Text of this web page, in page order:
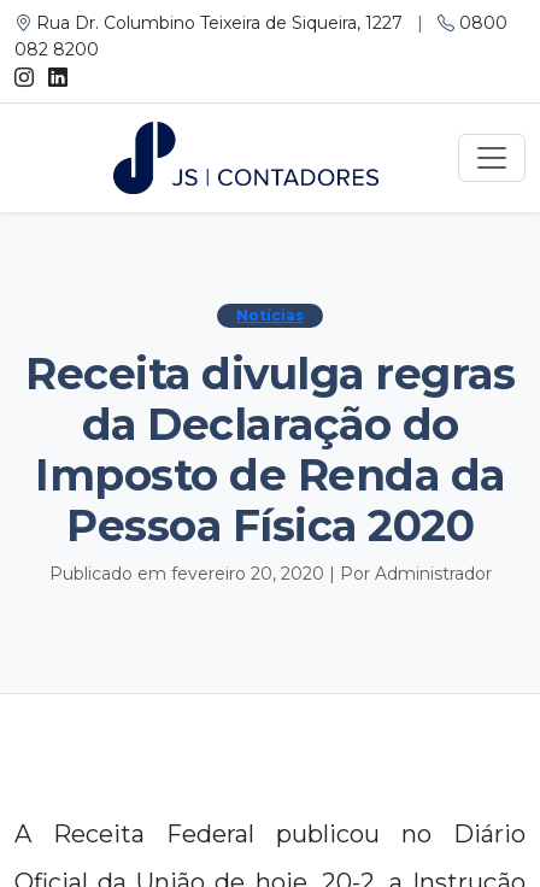
Rua Dr. Columbino Teixeira de Siqueira, 1227 |
0800
082 8200
Notícias
Receita divulga regras
da Declaração do
Imposto de Renda da
Pessoa Física 2020
Publicado em fevereiro 20, 2020 | Por Administrador
A Receita Federal publicou no Diário